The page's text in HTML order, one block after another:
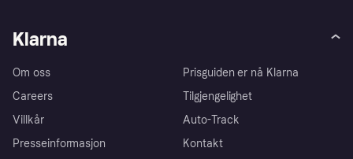
Klarna
Om oss
Careers
Villkår
Presseinformasjon
Prisguiden er nå Klarna
Tilgjengelighet
Auto-Track
Kontakt